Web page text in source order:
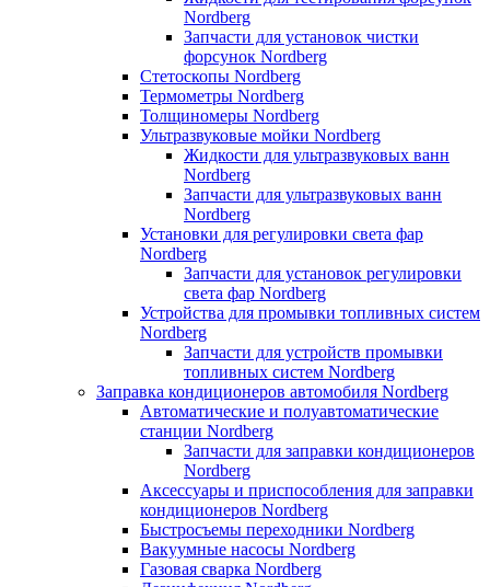
Nordberg
Запчасти для установок чистки
форсунок Nordberg
Стетоскопы Nordberg
Термометры Nordberg
Толщиномеры Nordberg
Ультразвуковые мойки Nordberg
Жидкости для ультразвуковых ванн
Nordberg
Запчасти для ультразвуковых ванн
Nordberg
Установки для регулировки света фар
Nordberg
Запчасти для установок регулировки
света фар Nordberg
Устройства для промывки топливных систем
Nordberg
Запчасти для устройств промывки
топливных систем Nordberg
Заправка кондиционеров автомобиля Nordberg
Автоматические и полуавтоматические
станции Nordberg
Запчасти для заправки кондиционеров
Nordberg
Аксессуары и приспособления для заправки
кондиционеров Nordberg
Быстросъемы переходники Nordberg
Вакуумные насосы Nordberg
Газовая сварка Nordberg